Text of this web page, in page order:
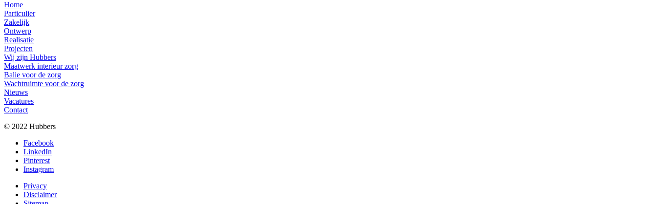
Home
Particulier
Zakelijk
Ontwerp
Realisatie
Projecten
Wij zijn Hubbers
Maatwerk interieur zorg
Balie voor de zorg
Wachtruimte voor de zorg
Nieuws
Vacatures
Contact
© 2022 Hubbers
Facebook
LinkedIn
Pinterest
Instagram
Privacy
Disclaimer